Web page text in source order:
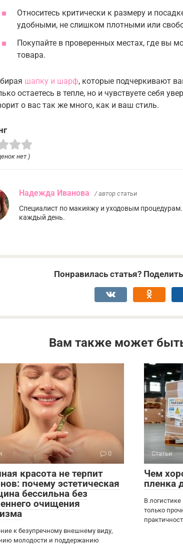
Относитесь критически к размеру и
удобными, не слишком плотными или
Покупайте в проверенных местах, где вы
товара.
шапку и шарф, которые подчеркивают
остаетесь в тепле, но и чувствуете себя
о вас так же много, как и ваш стиль.
нет )
Надежда Иванова / автор статьи
Специалист по макияжу и уходовым
каждый день.
Понравилась статья?
Вам также может
0
красота не терпит
почему эстетическая
бессильна без
очищения
к безупречному внешнему виду,
молодости и поддержанию
Статьи
Чем
пленка
В
только